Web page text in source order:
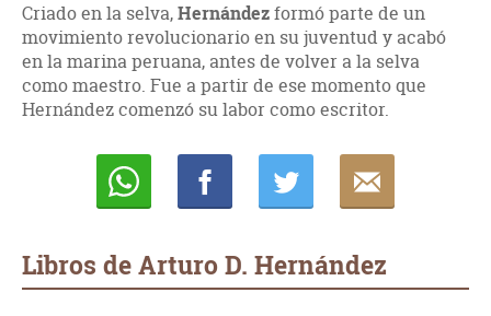
Criado en la selva,Hernándezformó parte de un
movimiento revolucionario en su juventud y acabó
en la marina peruana, antes de volver a la selva
como maestro. Fue a partir de ese momento que
Hernández comenzó su labor como escritor.
Libros de Arturo D. Hernández